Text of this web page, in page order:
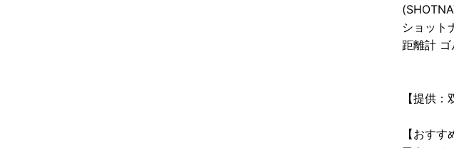
ショット
距離計
【提供
【おすす